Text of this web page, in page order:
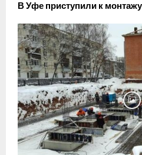
В Уфе приступили к